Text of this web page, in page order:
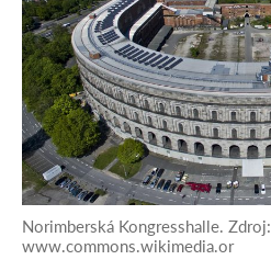
Norimberská Kongresshalle. Zdroj:
www.commons.wikimedia.or